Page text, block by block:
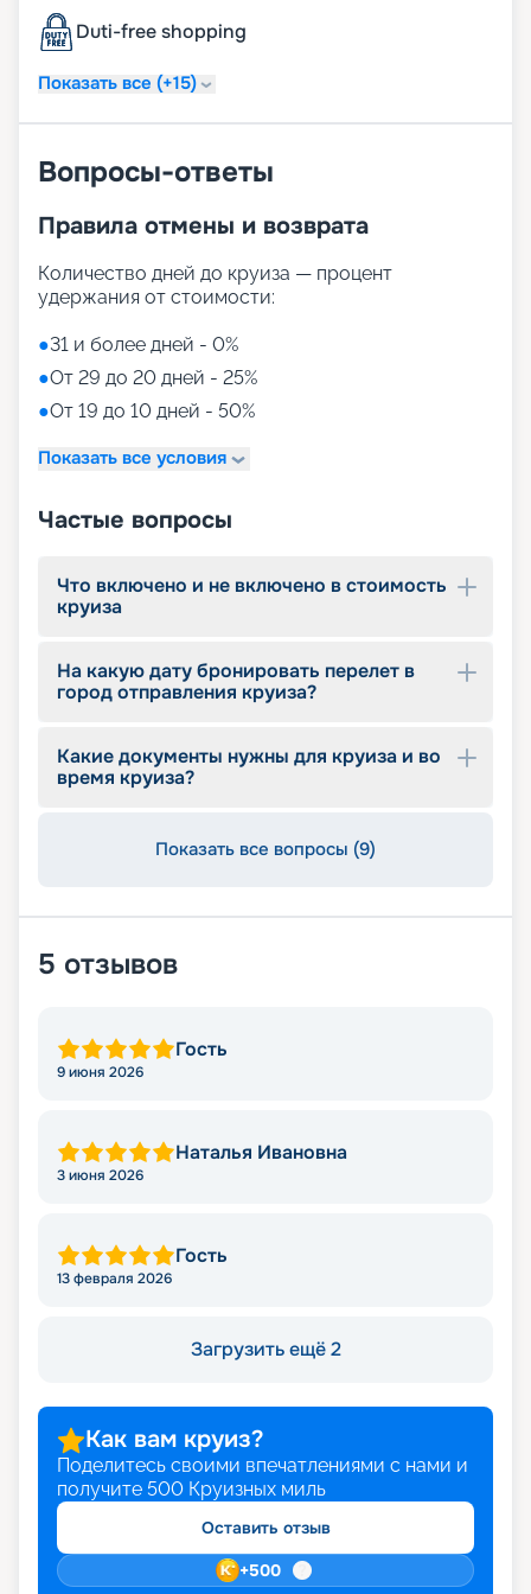
Подробное описание маршрутов, фото лайнера,
расписание круизов и цены на сезон 2026 - 2027
компании «Круиз.онлайн» можно не выходя из
Duti-free shopping
Показать все (+15)
Вопросы-ответы
Правила отмены и возврата
Количество дней до круиза — процент
удержания от стоимости:
●31 и более дней - 0%
●От 29 до 20 дней - 25%
●От 19 до 10 дней - 50%
Показать все условия
Частые вопросы
Что включено и не включено в стоимость
круиза
На какую дату бронировать перелет в
город отправления круиза?
Какие документы нужны для круиза и во
время круиза?
Показать все вопросы (9)
5 отзывов
Гость
9 июня 2026
Наталья Ивановна
3 июня 2026
Гость
13 февраля 2026
Загрузить ещё 2
Как вам круиз?
Поделитесь своими впечатлениями с нами и
получите 500 Круизных миль
Оставить отзыв
+500